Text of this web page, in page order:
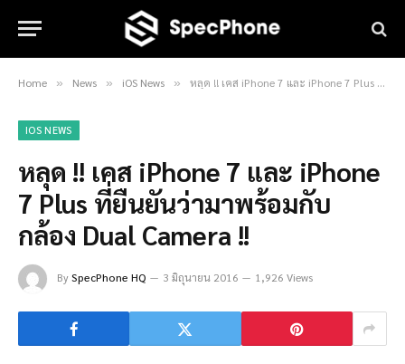
Home » News » iOS News » หลุด !! เคส iPhone 7 และ iPhone 7 Plus ที่ยืนยันว่ามาพร้อมกับกล้อง Dual Camera !!
IOS NEWS
หลุด !! เคส iPhone 7 และ iPhone
7 Plus ที่ยืนยันว่ามาพร้อมกับ
กล้อง Dual Camera !!
BySpecPhone HQ 3 มิถุนายน 2016 1,926 Views